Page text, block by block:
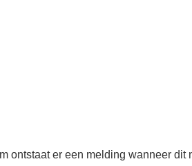
ontstaat er een melding wanneer